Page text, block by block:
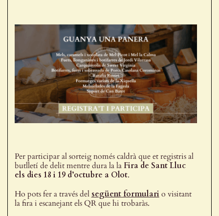
Per participar al sorteig només caldrà que et registris al
butlletí de delit mentre dura la laFira de Sant Lluc
els dies 18 i 19 d’octubre a Olot.
Ho pots fer a través del següent formulari o visitant
la fira i escanejant els QR que hi trobaràs.